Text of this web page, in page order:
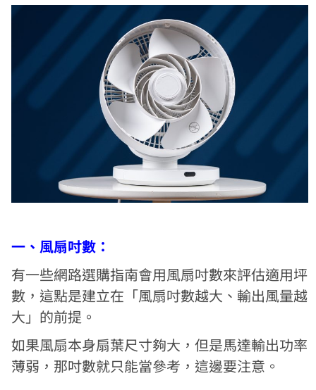
一、風扇吋數：
有一些網路選購指南會用風扇吋數來評估適用坪
數，這點是建立在「風扇吋數越大、輸出風量越
大」的前提。
如果風扇本身扇葉尺寸夠大，但是馬達輸出功率
薄弱，那吋數就只能當參考，這邊要注意。